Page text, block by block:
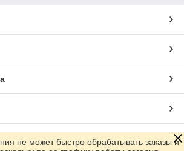
не может быстро обрабатывать заказы и